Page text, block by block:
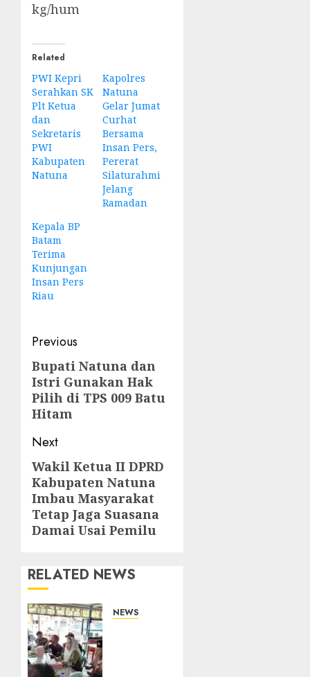
kg/hum
Related
PWI Kepri
Serahkan SK
Plt Ketua
dan
Sekretaris
PWI
Kabupaten
Natuna
Kapolres
Natuna
Gelar Jumat
Curhat
Bersama
Insan Pers,
Pererat
Silaturahmi
Jelang
Ramadan
Kepala BP
Batam
Terima
Kunjungan
Insan Pers
Riau
Post
navigation
Previous
Previous
post:
Bupati Natuna dan
Istri Gunakan Hak
Pilih di TPS 009 Batu
Hitam
Next
Next
post:
Wakil Ketua II DPRD
Kabupaten Natuna
Imbau Masyarakat
Tetap Jaga Suasana
Damai Usai Pemilu
RELATED NEWS
NEWS